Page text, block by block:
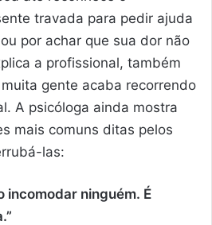
travada para pedir ajuda
por achar que sua dor não
a profissional, também
gente acaba recorrendo
A psicóloga ainda mostra
mais comuns ditas pelos
las:
incomodar ninguém. É